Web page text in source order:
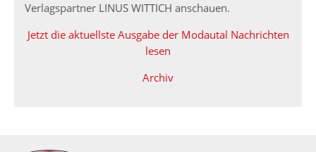
Verlagspartner LINUS WITTICH anschauen.
Jetzt die aktuellste Ausgabe der Modautal Nachrichten
lesen
Archiv